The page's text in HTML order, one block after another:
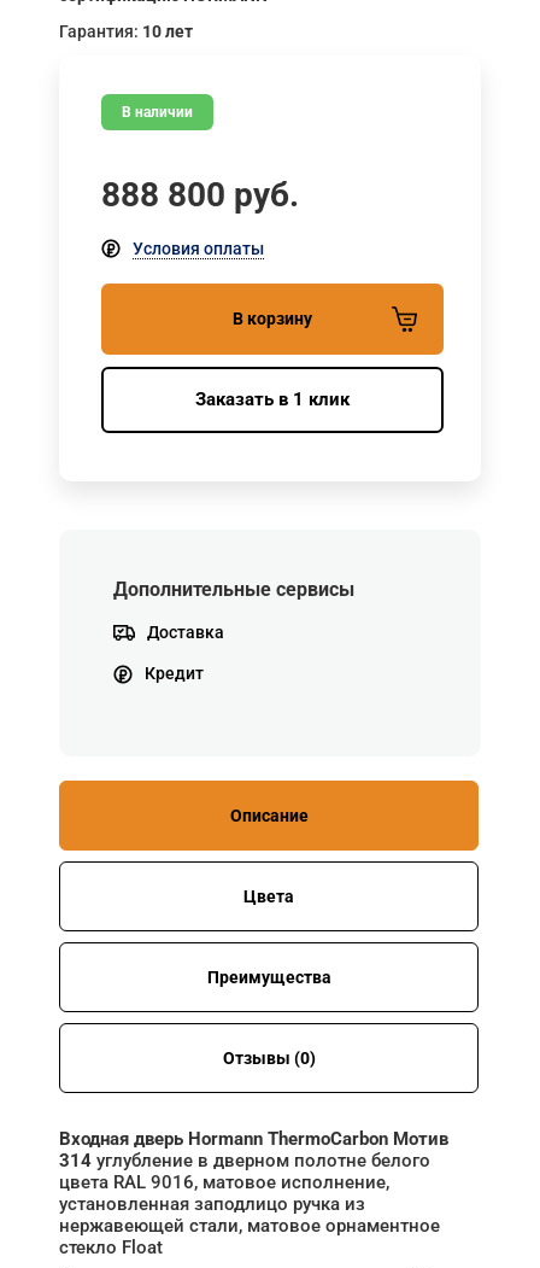
Гарантия: 10 лет
В наличии
888 800 руб.
Условия оплаты
В корзину
Заказать в 1 клик
Дополнительные сервисы
Доставка
Кредит
Описание
Цвета
Преимущества
Отзывы (0)
Входная дверь Hormann ThermoCarbon Мотив
314 углубление в дверном полотне белого
цвета RAL 9016, матовое исполнение,
установленная заподлицо ручка из
нержавеющей стали, матовое орнаментное
стекло Float